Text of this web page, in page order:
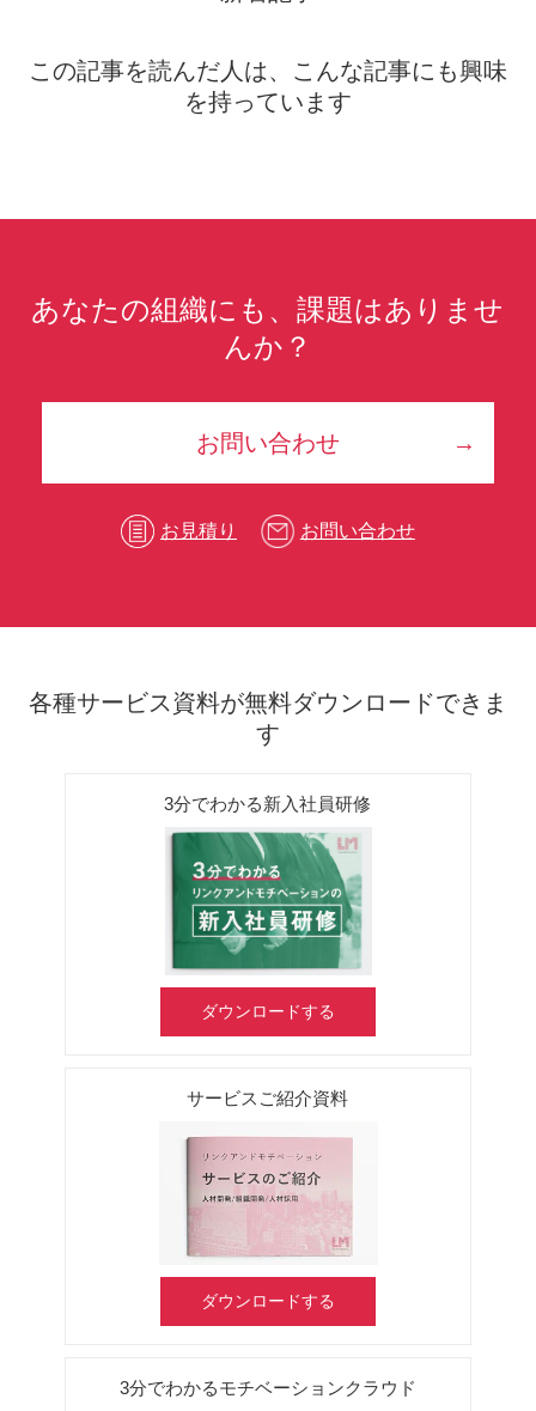
この記事を読んだ人は、こんな記事にも興味
を持っています
あなたの組織にも、課題はありませ
んか？
お問い合わせ
お見積り お問い合わせ
各種サービス資料が無料ダウンロードできま
す
3分でわかる新入社員研修
ダウンロードする
サービスご紹介資料
ダウンロードする
3分でわかるモチベーションクラウド